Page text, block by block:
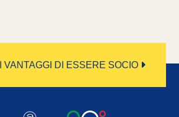
VANTAGGI DI ESSERE SOCIO